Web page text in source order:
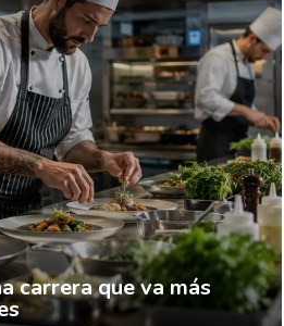
carrera que va más